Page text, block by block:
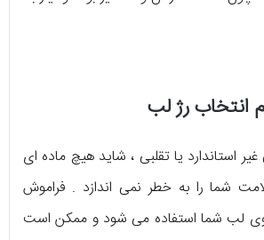
انتخاب رژ لب
استاندارد یا تقلبی ، شاید هیچ ماده ای
شما را به خطر نمی اندازد . فراموش
لب شما استفاده می شود و ممکن است